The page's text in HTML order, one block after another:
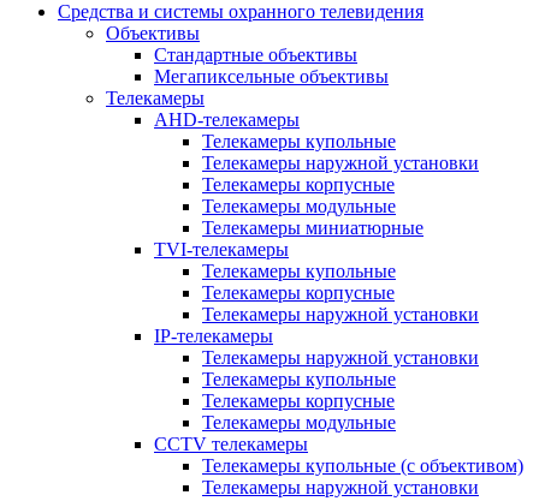
Средства и системы охранного телевидения
Объективы
Стандартные объективы
Мегапиксельные объективы
Телекамеры
AHD-телекамеры
Телекамеры купольные
Телекамеры наружной установки
Телекамеры корпусные
Телекамеры модульные
Телекамеры миниатюрные
TVI-телекамеры
Телекамеры купольные
Телекамеры корпусные
Телекамеры наружной установки
IP-телекамеры
Телекамеры наружной установки
Телекамеры купольные
Телекамеры корпусные
Телекамеры модульные
CCTV телекамеры
Телекамеры купольные (с объективом)
Телекамеры наружной установки